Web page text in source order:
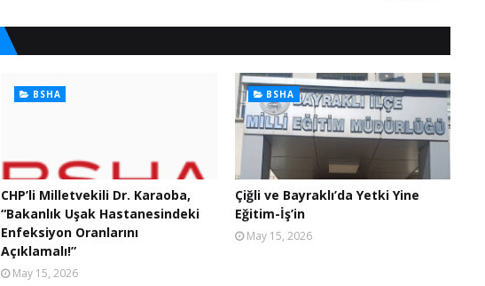
BSHA
CHP’li Milletvekili Dr. Karaoba,
“Bakanlık Uşak Hastanesindeki
Enfeksiyon Oranlarını
Açıklamalı!”
May 15, 2026
BSHA
Çiğli ve Bayraklı’da Yetki Yine
Eğitim-İş’in
May 15, 2026